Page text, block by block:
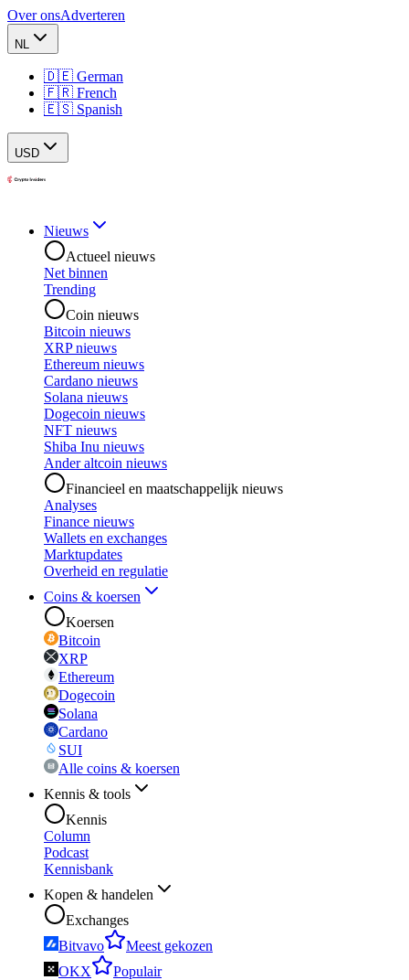
Over onsAdverteren
NL
🇩🇪 German
🇫🇷 French
🇪🇸 Spanish
USD
Nieuws
Actueel nieuws
Net binnen
Trending
Coin nieuws
Bitcoin nieuws
XRP nieuws
Ethereum nieuws
Cardano nieuws
Solana nieuws
Dogecoin nieuws
NFT nieuws
Shiba Inu nieuws
Ander altcoin nieuws
Financieel en maatschappelijk nieuws
Analyses
Finance nieuws
Wallets en exchanges
Marktupdates
Overheid en regulatie
Coins & koersen
Koersen
Bitcoin
XRP
Ethereum
Dogecoin
Solana
Cardano
SUI
Alle coins & koersen
Kennis & tools
Kennis
Column
Podcast
Kennisbank
Kopen & handelen
Exchanges
Bitvavo
Meest gekozen
OKX
Populair